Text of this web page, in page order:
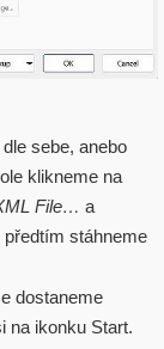
sebe, anebo
klikneme na
File… a
stáhneme
dostaneme
ikonku Start.